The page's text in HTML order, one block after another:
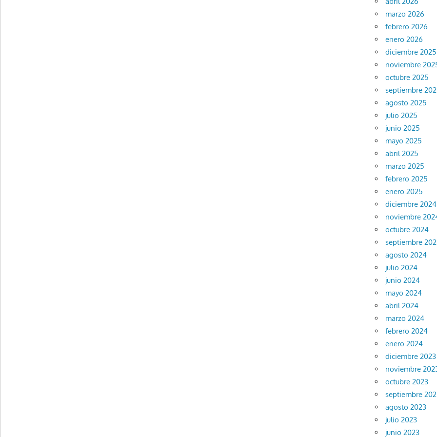
marzo 2026
febrero 2026
enero 2026
diciembre 2025
noviembre
octubre 2025
septiembre
agosto 2025
julio 2025
junio 2025
mayo 2025
abril 2025
marzo 2025
febrero 2025
enero 2025
diciembre 2024
noviembre
octubre 2024
septiembre
agosto 2024
julio 2024
junio 2024
mayo 2024
abril 2024
marzo 2024
febrero 2024
enero 2024
diciembre 2023
noviembre
octubre 2023
septiembre
agosto 2023
julio 2023
junio 2023